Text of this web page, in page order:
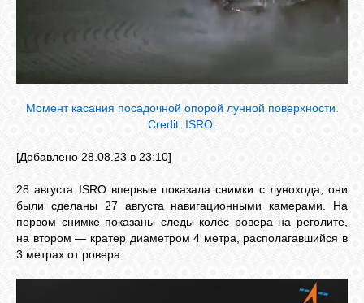
Момент касания посадочной опорой лунной поверхности.
Credit: ISRO.
[Добавлено 28.08.23 в 23:10]
28 августа ISRO впервые показала снимки с лунохода, они
были сделаны 27 августа навигационными камерами. На
первом снимке показаны следы колёс ровера на реголите,
на втором — кратер диаметром 4 метра, располагавшийся в
3 метрах от ровера.